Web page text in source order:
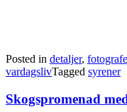
Posted in detaljer,
vardagslivTagged syrener
Skogspromenad